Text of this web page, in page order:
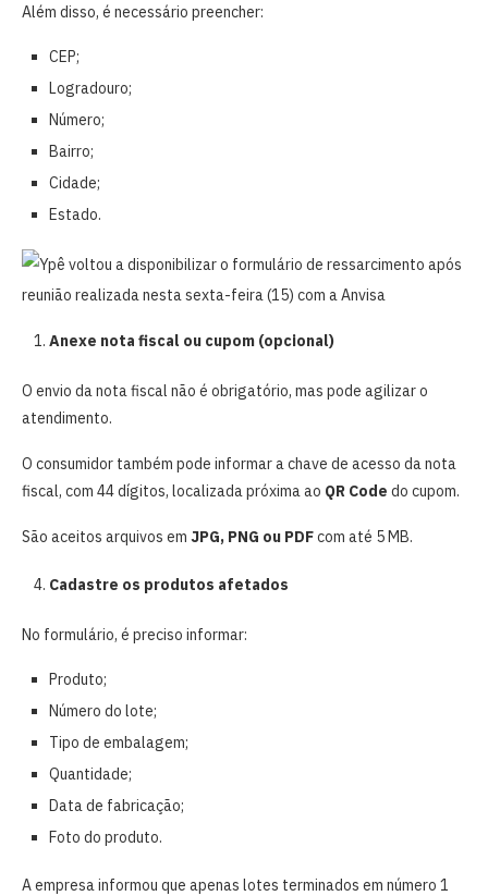
Além disso, é necessário preencher:
CEP;
Logradouro;
Número;
Bairro;
Cidade;
Estado.
Anexe nota fiscal ou cupom (opcional)
O envio da nota fiscal não é obrigatório, mas pode agilizar o
atendimento.
O consumidor também pode informar a chave de acesso da nota
fiscal, com 44 dígitos, localizada próxima ao QR Code do cupom.
São aceitos arquivos em JPG, PNG ou PDFcom até 5 MB.
Cadastre os produtos afetados
No formulário, é preciso informar:
Produto;
Número do lote;
Tipo de embalagem;
Quantidade;
Data de fabricação;
Foto do produto.
A empresa informou que apenas lotes terminados em número 1